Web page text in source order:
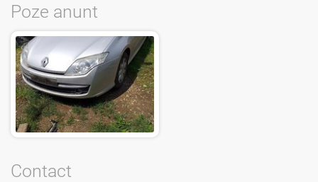
Poze anunt
Contact